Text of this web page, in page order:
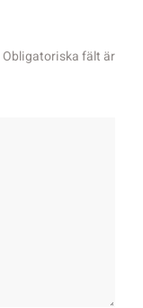
Obligatoriska fält är